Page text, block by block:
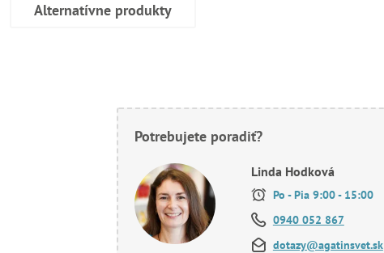
Alternatívne produkty
Potrebujete poradiť?
Linda Hodková
Po - Pia 9:00 - 15:00
0940 052 867
dotazy@agatinsvet.sk